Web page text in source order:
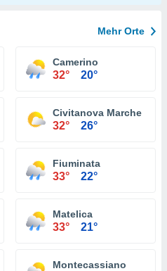
Mehr Orte
Camerino
32° 20°
Civitanova Marche
32° 26°
Fiuminata
33° 22°
Matelica
33° 21°
Montecassiano